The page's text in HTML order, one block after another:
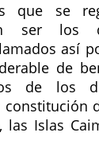
que se
ser los
así
de
de los
las Islas